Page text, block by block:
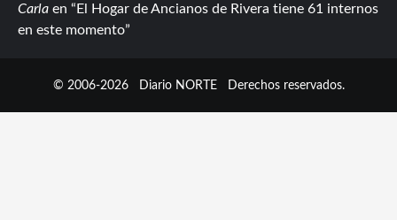
Carla en
El Hogar de Ancianos de Rivera tiene 61 internos
en este momento
© 2006-2026 Diario NORTEDerechos reservados.